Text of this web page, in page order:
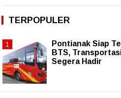
TERPOPULER
Pontianak Siap
BTS,
Segera Hadir